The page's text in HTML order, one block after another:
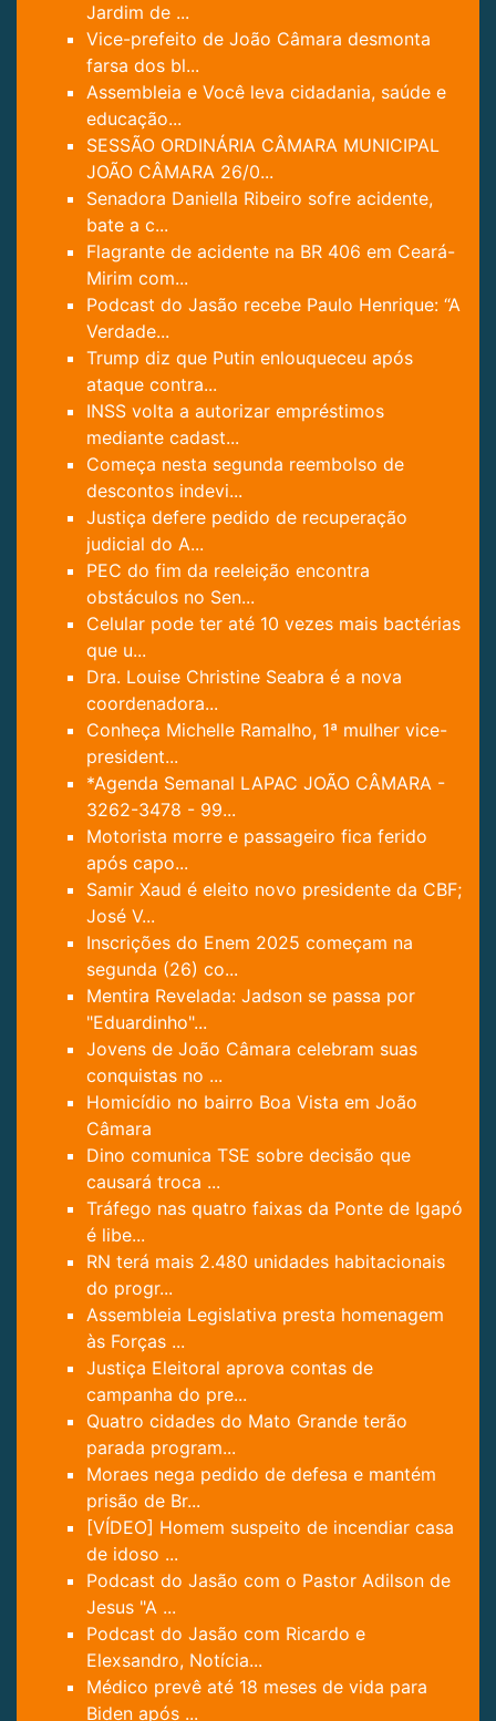
Jardim de ...
Vice-prefeito de João Câmara desmonta
farsa dos bl...
Assembleia e Você leva cidadania, saúde e
educação...
SESSÃO ORDINÁRIA CÂMARA MUNICIPAL
JOÃO CÂMARA 26/0...
Senadora Daniella Ribeiro sofre acidente,
bate a c...
Flagrante de acidente na BR 406 em Ceará-
Mirim com...
Podcast do Jasão recebe Paulo Henrique: “A
Verdade...
Trump diz que Putin enlouqueceu após
ataque contra...
INSS volta a autorizar empréstimos
mediante cadast...
Começa nesta segunda reembolso de
descontos indevi...
Justiça defere pedido de recuperação
judicial do A...
PEC do fim da reeleição encontra
obstáculos no Sen...
Celular pode ter até 10 vezes mais bactérias
que u...
Dra. Louise Christine Seabra é a nova
coordenadora...
Conheça Michelle Ramalho, 1ª mulher vice-
president...
*Agenda Semanal LAPAC JOÃO CÂMARA -
3262-3478 - 99...
Motorista morre e passageiro fica ferido
após capo...
Samir Xaud é eleito novo presidente da CBF;
José V...
Inscrições do Enem 2025 começam na
segunda (26) co...
Mentira Revelada: Jadson se passa por
"Eduardinho"...
Jovens de João Câmara celebram suas
conquistas no ...
Homicídio no bairro Boa Vista em João
Câmara
Dino comunica TSE sobre decisão que
causará troca ...
Tráfego nas quatro faixas da Ponte de Igapó
é libe...
RN terá mais 2.480 unidades habitacionais
do progr...
Assembleia Legislativa presta homenagem
às Forças ...
Justiça Eleitoral aprova contas de
campanha do pre...
Quatro cidades do Mato Grande terão
parada program...
Moraes nega pedido de defesa e mantém
prisão de Br...
[VÍDEO] Homem suspeito de incendiar casa
de idoso ...
Podcast do Jasão com o Pastor Adilson de
Jesus "A ...
Podcast do Jasão com Ricardo e
Elexsandro, Notícia...
Médico prevê até 18 meses de vida para
Biden após ...